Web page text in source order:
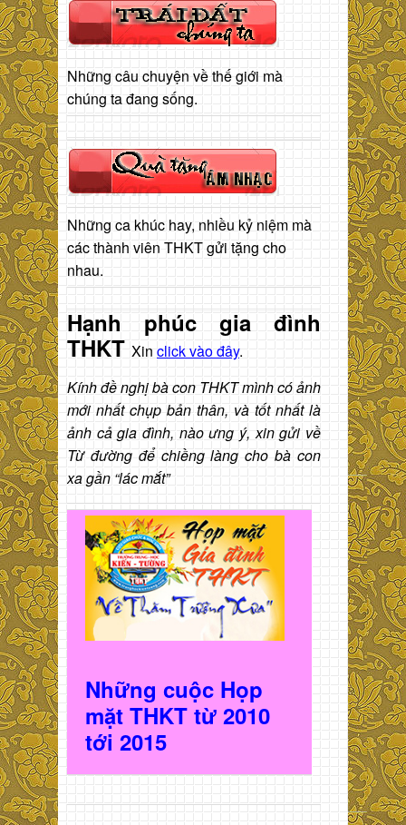
Những câu chuyện về thế giới mà
chúng ta đang sống.
Những ca khúc hay, nhiều kỷ niệm mà
các thành viên THKT gửi tặng cho
nhau.
Hạnh phúc gia đình
THKT Xin click vào đây.
Kính đề nghị bà con THKT mình có ảnh
mới nhất chụp bản thân, và tốt nhất là
ảnh cả gia đình, nào ưng ý, xin gửi về
Từ đường để chiềng làng cho bà con
xa gần “lác mắt”
Những cuộc Họp
mặt THKT từ 2010
tới 2015